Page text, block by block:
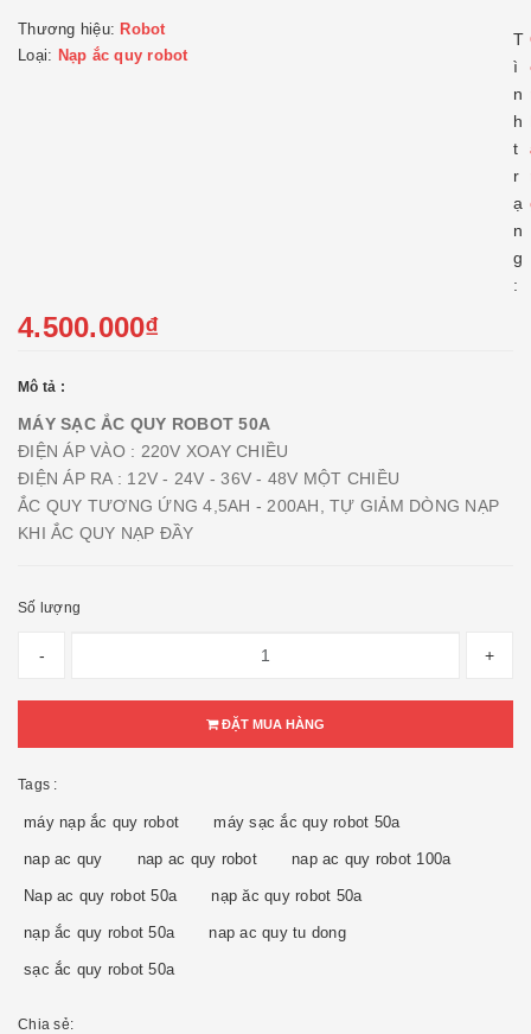
Thương hiệu: Robot
Loại: Nạp ắc quy robot
T
ì
n
h
t
r
ạ
n
g
:
4.500.000₫
Mô tả :
MÁY SẠC ẮC QUY ROBOT 50A
ĐIỆN ÁP VÀO : 220V XOAY CHIỀU
ĐIỆN ÁP RA : 12V - 24V - 36V - 48V MỘT CHIỀU
ẮC QUY TƯƠNG ỨNG 4,5AH - 200AH, TỰ GIẢM DÒNG NẠP
KHI ẮC QUY NẠP ĐẦY
Số lượng
- +
ĐẶT MUA HÀNG
Tags :
máy nạp ắc quy robot máy sạc ắc quy robot 50a
nap ac quy nap ac quy robot nap ac quy robot 100a
Nap ac quy robot 50a nạp ăc quy robot 50a
nạp ắc quy robot 50a nap ac quy tu dong
sạc ắc quy robot 50a
Chia sẻ: